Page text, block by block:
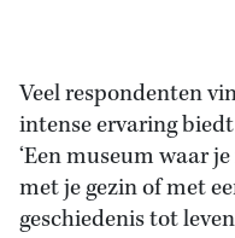
Veel respondenten
intense ervaring
‘Een museum waar
met je gezin of met
geschiedenis tot